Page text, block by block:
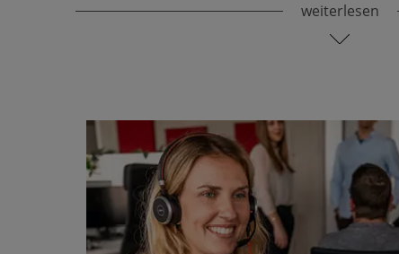
die Einhaltung von Vorschriften in
Zulas­sungen, der Bearbeitung von
weiterlesen